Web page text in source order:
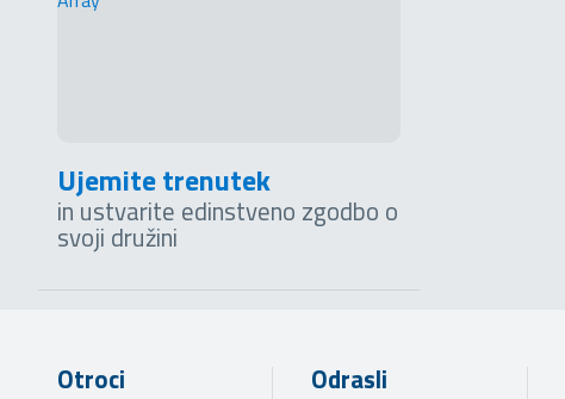
Ujemite trenutek
in ustvarite edinstveno zgodbo o
svoji družini
Otroci Odrasli